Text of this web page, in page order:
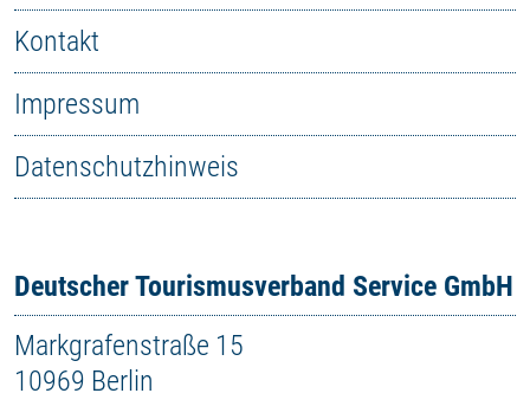
Deutscher Tourismusverband Service GmbH
Markgrafenstraße 15
10969 Berlin
Kontakt
Impressum
Datenschutzhinweis